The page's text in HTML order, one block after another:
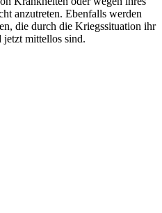
anzutreten. Ebenfalls werden
die durch die Kriegssituation ihr
mittellos sind.